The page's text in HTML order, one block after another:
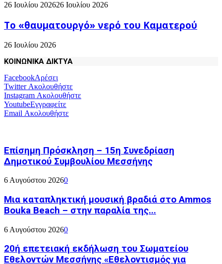
26 Ιουλίου 202626 Ιουλίου 2026
Το «θαυματουργό» νερό του Καματερού
26 Ιουλίου 2026
ΚΟΙΝΩΝΙΚΑ ΔΙΚΤΥΑ
FacebookΑρέσει
TwitterΑκολουθήστε
Instagram Ακολουθήστε
YoutubeΕγγραφείτε
Email Ακολουθήστε
Επίσημη Πρόσκληση – 15η Συνεδρίαση
Δημοτικού Συμβουλίου Μεσσήνης
6 Αυγούστου 20260
Μια καταπληκτική μουσική βραδιά στο Ammos
Bouka Beach – στην παραλία της...
6 Αυγούστου 20260
20ή επετειακή εκδήλωση του Σωματείου
Εθελοντών Μεσσήνης «Εθελοντισμός για